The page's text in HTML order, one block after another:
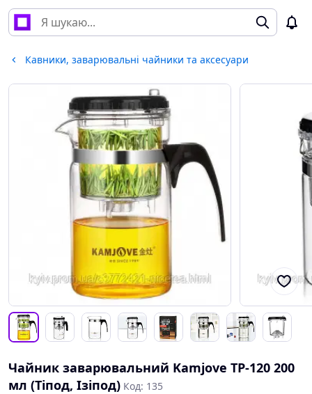
Кавники, заварювальні чайники та аксесуари
Чайник заварювальний Kamjove TP-120 200
мл (Тіпод, Ізіпод) Код: 135